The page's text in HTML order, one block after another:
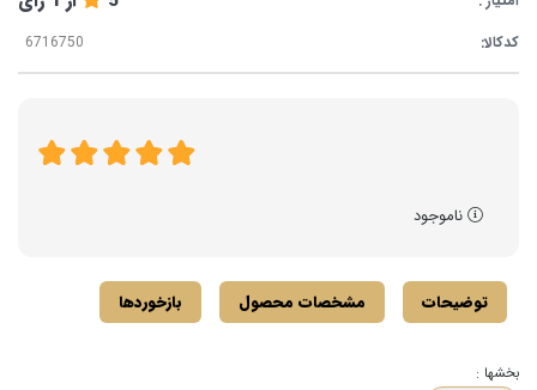
کدکالا:
ناموجود
توضیحات مشخصات محصول بازخوردها
بخشها :